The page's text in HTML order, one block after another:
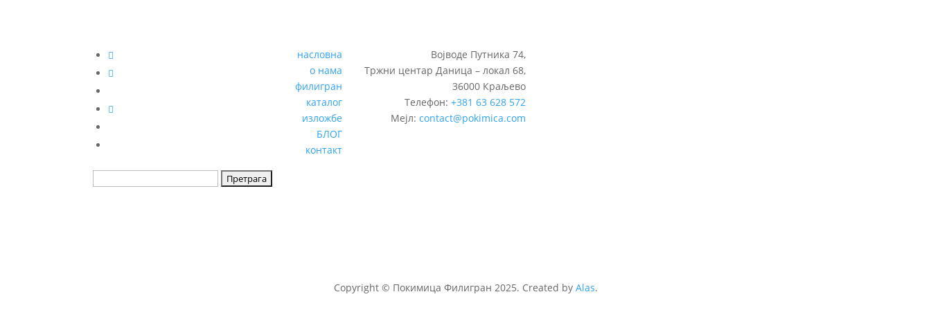
насловна
о нама
филигран
каталог
изложбе
БЛОГ
контакт
Војводе Путника 74,
Тржни центар Даница – локал 68,
36000 Краљево
Телефон: +381 63 628 572
Мејл: contact@pokimica.com
Copyright © Покимица Филигран 2025. Created by Alas.